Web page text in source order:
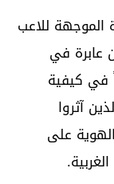
الموجهة للاعب
عابرة في
في كيفية
آثروا
على